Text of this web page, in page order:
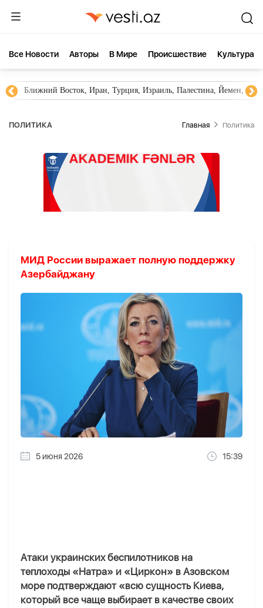
Все Новости Aвторы В Мире Происшествие Культура
Ближний Восток, Иран, Турция, Израиль, Палестина, Йемен,
ПОЛИТИКА Главная Политика
МИД России выражает полную поддержку
Азербайджану
5 июня 2026 15:39
Атаки украинских беспилотников на
теплоходы «Натра» и «Циркон» в Азовском
море подтверждают «всю сущность Киева,
который все чаще выбирает в качестве своих